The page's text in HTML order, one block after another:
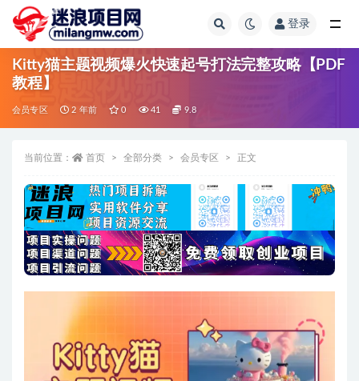
登录
Kitty猫主题视频爆火快速起号打法完整攻略【PDF
教程】
会员专区 2 年前 0 41 9.8
当前位置： 首页 全部分类 会员专区 正文
全部